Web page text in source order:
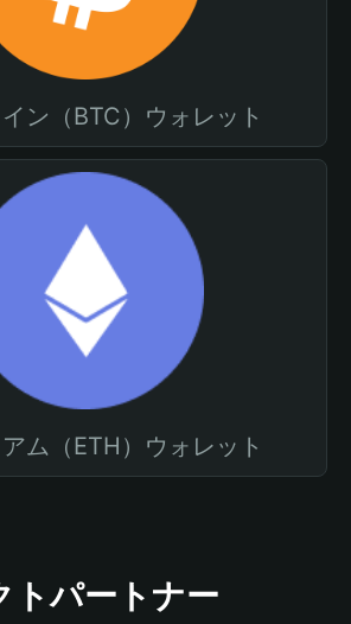
ン（BTC）ウォレット
ム（ETH）ウォレット
トパートナー